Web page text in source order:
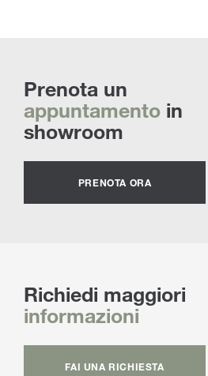
Prenota un
appuntamento in
showroom
PRENOTA ORA
Richiedi maggiori
informazioni
FAI UNA RICHIESTA